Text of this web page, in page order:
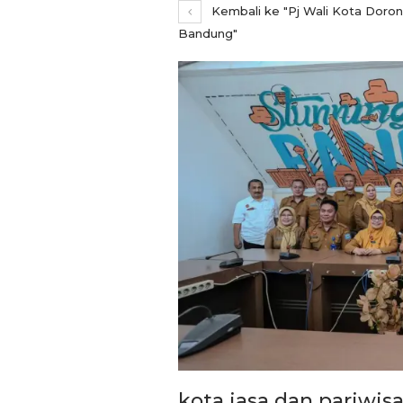
Kembali ke "Pj Wali Kota
Bandung"
REPORTASE
Pemkot Siapkan TPST
Tegalega Untuk